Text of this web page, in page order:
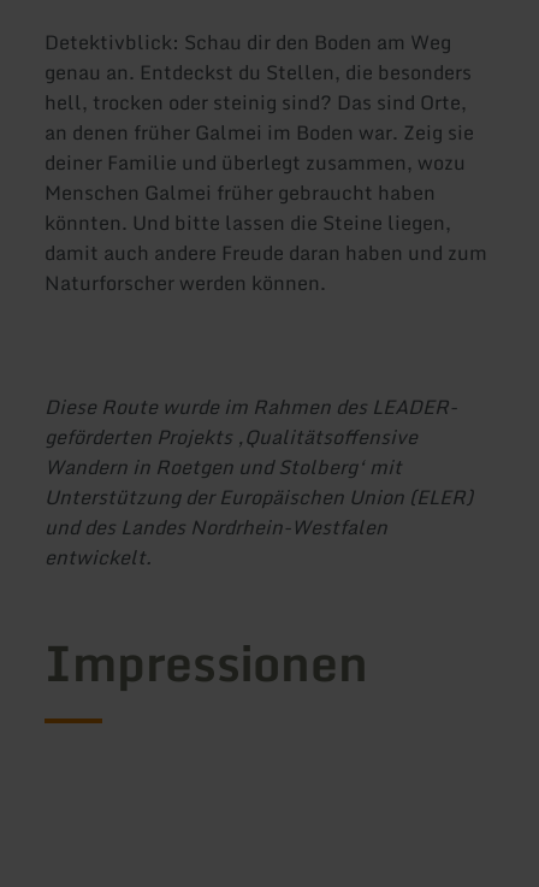
Detektivblick: Schau dir den Boden am Weg
genau an. Entdeckst du Stellen, die besonders
hell, trocken oder steinig sind? Das sind Orte,
an denen früher Galmei im Boden war. Zeig sie
deiner Familie und überlegt zusammen, wozu
Menschen Galmei früher gebraucht haben
könnten. Und bitte lassen die Steine liegen,
damit auch andere Freude daran haben und zum
Naturforscher werden können.
Diese Route wurde im Rahmen des LEADER-
geförderten Projekts ‚Qualitätsoffensive
Wandern in Roetgen und Stolberg‘ mit
Unterstützung der Europäischen Union (ELER)
und des Landes Nordrhein-Westfalen
entwickelt.
Impressionen